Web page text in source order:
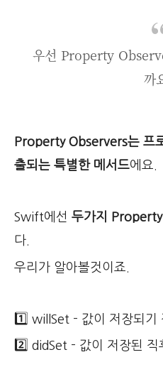
우선 Property
까
Property Observers는 프
출되는 특별한 메서드에요.
Swift에선 두가지
다.
우리가 알아볼것이죠.
1️⃣ willSet - 값이 저장되기
2️⃣ didSet - 값이 저장된 직